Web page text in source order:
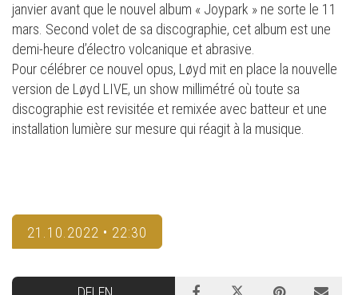
janvier avant que le nouvel album « Joypark » ne sorte le 11
mars. Second volet de sa discographie, cet album est une
demi-heure d’électro volcanique et abrasive.
Pour célébrer ce nouvel opus, Løyd mit en place la nouvelle
version de Løyd LIVE, un show millimétré où toute sa
discographie est revisitée et remixée avec batteur et une
installation lumière sur mesure qui réagit à la musique.
21.10.2022 • 22:30